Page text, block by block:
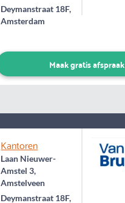
Deymanstraat 18F,
Amsterdam
Maak gratis afspraak
Kantoren
Laan Nieuwer-
Amstel 3,
Amstelveen
Deymanstraat 18F,